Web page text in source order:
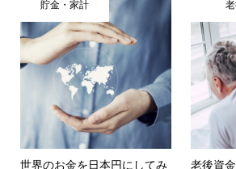
貯金・家計
世界のお金を日本円にしてみ
老後資